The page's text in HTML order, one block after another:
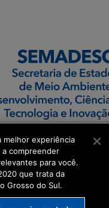
melhor experiência
compreender
para você.
que trata da
Grosso do Sul.